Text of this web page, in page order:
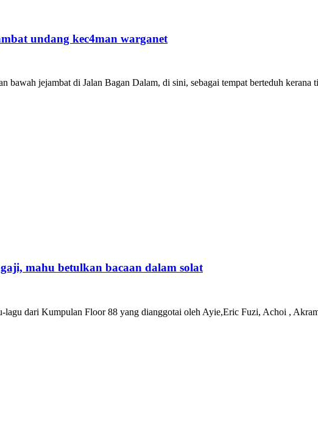
undang kec4man warganet
bawah jejambat di Jalan Bagan Dalam, di sini, sebagai tempat berteduh kerana
mahu betulkan bacaan dalam solat
lagu dari Kumpulan Floor 88 yang dianggotai oleh Ayie,Eric Fuzi, Achoi ,